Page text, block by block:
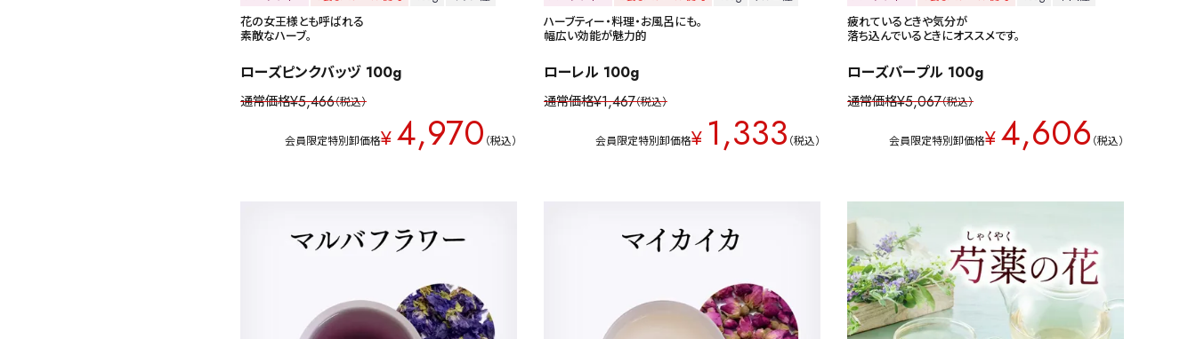
花の女王様とも呼ばれる
素敵なハーブ。
ローズピンクバッヅ 100g
通常価格¥5,466 税込
会員限定特別卸価格¥4,970 税込
ハーブティー・料理・お風呂にも。
幅広い効能が魅力的
ローレル 100g
通常価格¥1,467 税込
会員限定特別卸価格¥ 1,333 税込
疲れているときや気分が
落ち込んでいるときにオススメです。
ローズパープル 100g
通常価格¥5,067 税込
会員限定特別卸価格¥4,606 税込